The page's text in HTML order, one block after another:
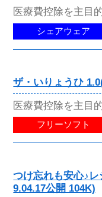
医療費控除を主目
シェアウェア
ザ・いりょうひ
医療費控除を主目
フリーソフト
つけ忘れも安心♪
9.04.17公開 104K)